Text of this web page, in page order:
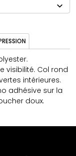
visibilité. Col rond
intérieures.
adhésive sur la
doux.